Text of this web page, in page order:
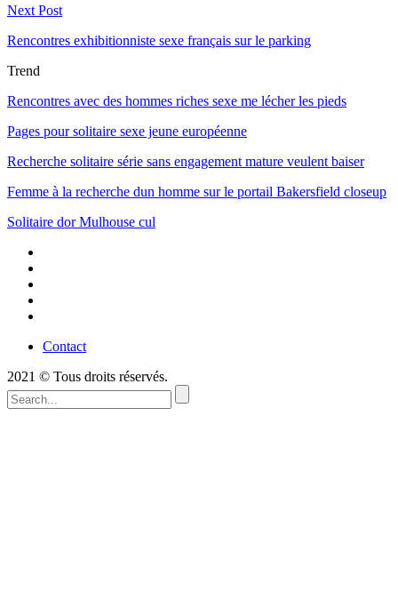
Next Post
Rencontres exhibitionniste sexe français sur le parking
Trend
Rencontres avec des hommes riches sexe me lécher les pieds
Pages pour solitaire sexe jeune européenne
Recherche solitaire série sans engagement mature veulent baiser
Femme à la recherche dun homme sur le portail Bakersfield closeup
Solitaire dor Mulhouse cul
Contact
2021 © Tous droits réservés.